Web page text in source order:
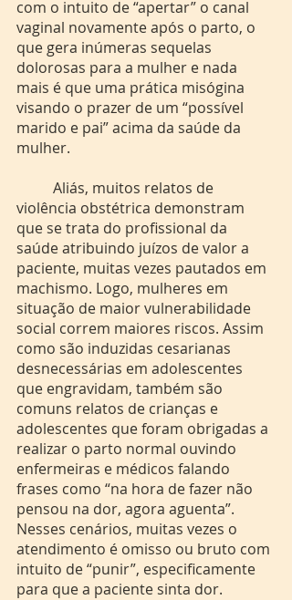
com o intuito de “apertar” o canal
vaginal novamente após o parto, o
que gera inúmeras sequelas
dolorosas para a mulher e nada
mais é que uma prática misógina
visando o prazer de um “possível
marido e pai” acima da saúde da
mulher.
violência obstétrica demonstram
que se trata do profissional da
saúde atribuindo juízos de valor a
paciente, muitas vezes pautados em
machismo. Logo, mulheres em
situação de maior vulnerabilidade
social correm maiores riscos. Assim
como são induzidas cesarianas
desnecessárias em adolescentes
que engravidam, também são
comuns relatos de crianças e
adolescentes que foram obrigadas a
realizar o parto normal ouvindo
enfermeiras e médicos falando
frases como “na hora de fazer não
pensou na dor, agora aguenta”.
Nesses cenários, muitas vezes o
atendimento é omisso ou bruto com
intuito de “punir”, especificamente
para que a paciente sinta dor.